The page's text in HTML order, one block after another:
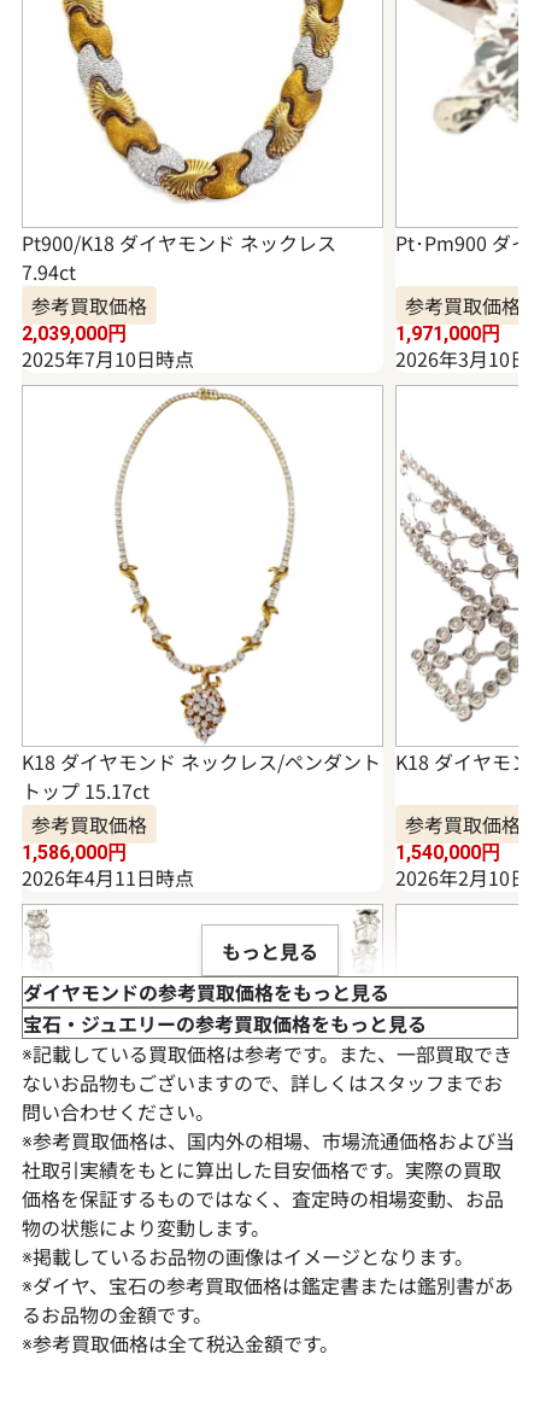
Pt900/K18 ダイヤモンド ネックレス
7.94ct
参考買取価格
2,039,000円
2025年7月10日時点
Pt･Pm900 ダイ
参考買取価格
1,971,000円
2026年3月10日
K18 ダイヤモンド ネックレス/ペンダント
トップ 15.17ct
参考買取価格
1,586,000円
2026年4月11日時点
K18 ダイヤモン
参考買取価格
1,540,000円
2026年2月10日
Pt･Pm900 ダイヤモンド ネックレス
17.45ct
参考買取価格
K18 ダイヤモン
もっと見る
ダイヤモンドの参考買取価格をもっと見る
宝石・ジュエリーの参考買取価格をもっと見る
※記載している買取価格は参考です。また、一部買取でき
ないお品物もございますので、詳しくはスタッフまでお
問い合わせください。
※参考買取価格は、国内外の相場、市場流通価格および当
社取引実績をもとに算出した目安価格です。実際の買取
価格を保証するものではなく、査定時の相場変動、お品
物の状態により変動します。
※掲載しているお品物の画像はイメージとなります。
※ダイヤ、宝石の参考買取価格は鑑定書または鑑別書があ
るお品物の金額です。
※参考買取価格は全て税込金額です。